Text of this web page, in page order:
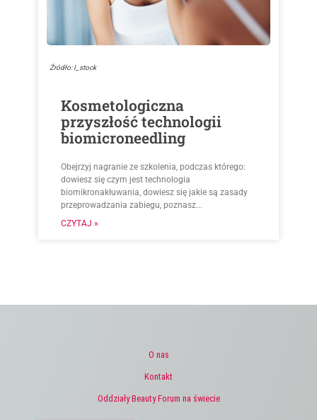
Źródło: I_stock
Kosmetologiczna
przyszłość technologii
biomicroneedling
Obejrzyj nagranie ze szkolenia, podczas którego:
dowiesz się czym jest technologia
biomikronakłuwania, dowiesz się jakie są zasady
przeprowadzania zabiegu, poznasz...
CZYTAJ »
O nas
Kontakt
Oddziały Beauty Forum na świecie